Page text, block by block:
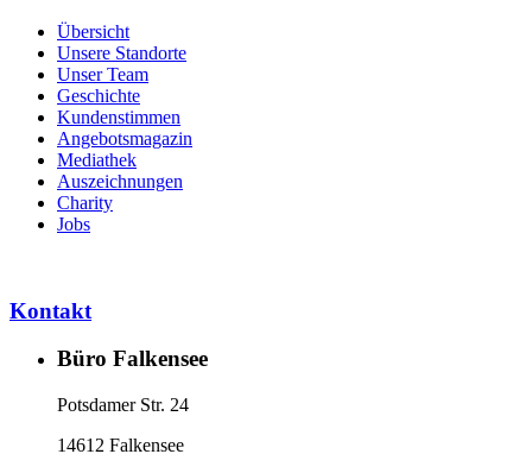
Übersicht
Unsere Standorte
Unser Team
Geschichte
Kundenstimmen
Angebotsmagazin
Mediathek
Auszeichnungen
Charity
Jobs
Kontakt
Büro Falkensee
Potsdamer Str. 24
14612 Falkensee